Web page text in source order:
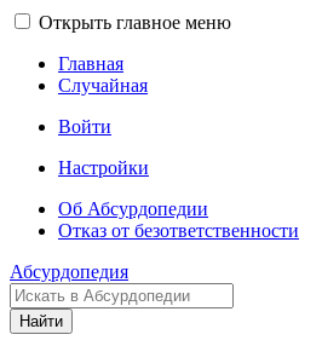
Открыть главное меню
Главная
Случайная
Войти
Настройки
Об Абсурдопедии
Отказ от безответственности
Абсурдопедия
Найти